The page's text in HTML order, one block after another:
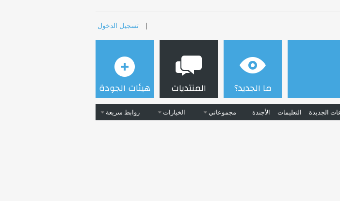
| تسجيل الدخول
ما الجديد؟ المنتديات
الجديدة التعليمات الأجندة مجموعاتي الخيارات روابط سريعة
هيئات الجودة